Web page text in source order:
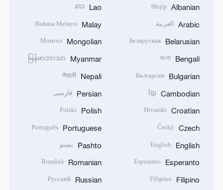
Albanian
Shqip
Arabic العربية
Belarusian
Беларуская
Bengali
বাংলা
Bulgarian
Български
Cambodian
ខ្មែរ
Croatian
Hrvatski
Czech
Český
English
English
Esperanto
Esperanto
Filipino
Filipino
Lao
ລາວ
Malay
Bahasa Melayu
Mongolian
Монгол
Myanmar
မြန်မာဘာသာ
Nepali
नेपाली
Persian فارسی
Polish
Polski
Portuguese
Português
Pashto پښتو
Romanian
Română
Russian
Русский